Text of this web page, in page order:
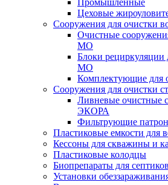
Промышленные
Цеховые
Сооружения для очистки
Очистные
МО
Блоки рециркуляции
МО
Комплектующие для
Сооружения для очистки
Ливневые очистные
ЭКОРА
Фильтрующие
Пластиковые емкости для
Кессоны для скважины и
Пластиковые колодцы
Биопрепараты для
Установки